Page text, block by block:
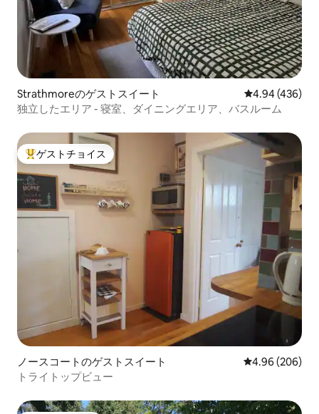
Strathmoreのゲストスイート レビュー436
4.94 (436)
独立したエリア - 寝室、ダイニングエリア、バスルーム
大好評のゲストチョイスです。
ゲストチョイス
ノースコートのゲストスイート レビュー206
4.96 (206)
トライトップビュー